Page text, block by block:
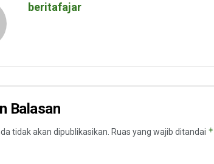
beritafajar
Balasan
tidak akan dipublikasikan. Ruas yang wajib ditandai *